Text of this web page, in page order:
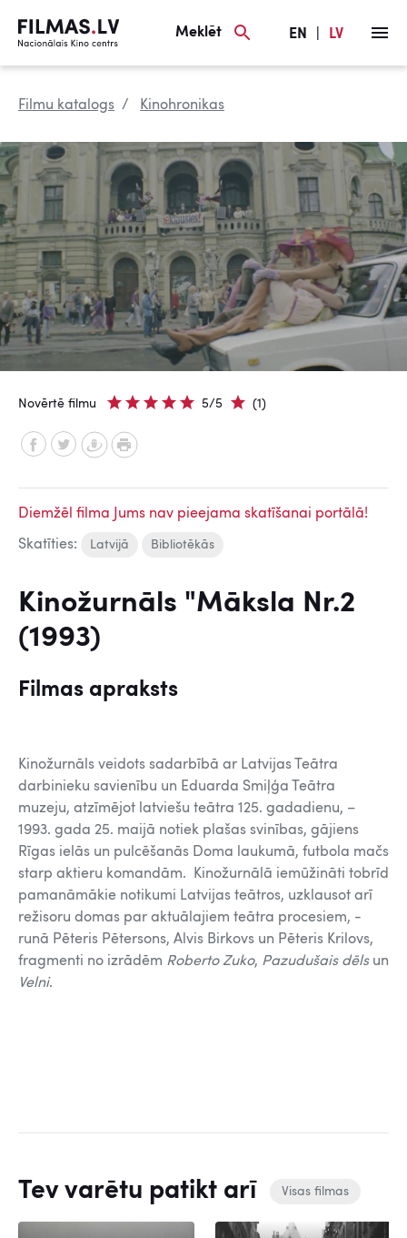
Meklēt EN LV
Filmu katalogs Kinohronikas
Novērtē filmu 5/5 (1)
Diemžēl filma Jums nav pieejama skatīšanai portālā!
Skatīties: Latvijā Bibliotēkās
Kinožurnāls "Māksla Nr.2
(1993)
Filmas apraksts
Kinožurnāls veidots sadarbībā ar Latvijas Teātra
darbinieku savienību un Eduarda Smiļģa Teātra
muzeju, atzīmējot latviešu teātra 125. gadadienu, –
1993. gada 25. maijā notiek plašas svinības, gājiens
Rīgas ielās un pulcēšanās Doma laukumā, futbola mačs
starp aktieru komandām. Kinožurnālā iemūžināti tobrīd
pamanāmākie notikumi Latvijas teātros, uzklausot arī
režisoru domas par aktuālajiem teātra procesiem, -
runā Pēteris Pētersons, Alvis Birkovs un Pēteris Krilovs,
fragmenti no izrādēm Roberto Zuko, Pazudušais dēlsun
Velni.
Tev varētu patikt arī Visas filmas